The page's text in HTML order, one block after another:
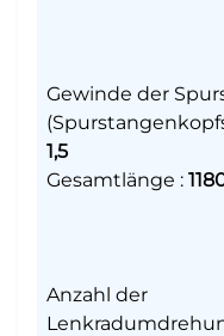
Gewinde der
1,5
Gesamtlänge :
Anzahl der